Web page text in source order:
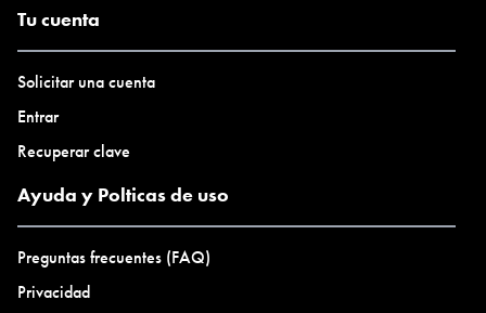
Tu cuenta
Solicitar una cuenta
Entrar
Recuperar clave
Ayuda y Polticas de uso
Preguntas frecuentes (FAQ)
Privacidad